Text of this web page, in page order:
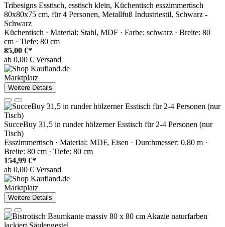
Tribesigns Esstisch, esstisch klein, Küchentisch esszimmertisch
80x80x75 cm, für 4 Personen, Metallfuß Industriestil, Schwarz -
Schwarz
Küchentisch · Material: Stahl, MDF · Farbe: schwarz · Breite: 80
cm · Tiefe: 80 cm
85,00 €*
ab 0,00 € Versand
Marktplatz
Weitere Details
SucceBuy 31,5 in runder hölzerner Esstisch für 2-4 Personen (nur
Tisch)
Esszimmertisch · Material: MDF, Eisen · Durchmesser: 0.80 m ·
Breite: 80 cm · Tiefe: 80 cm
154,99 €*
ab 0,00 € Versand
Marktplatz
Weitere Details